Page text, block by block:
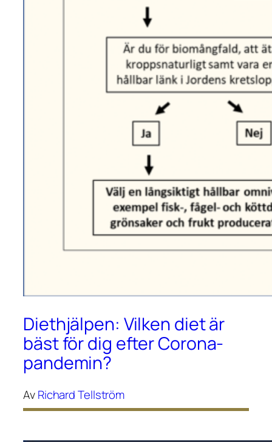
Diethjälpen: Vilken diet är
bäst för dig efter Corona-
pandemin?
AvRichard Tellström